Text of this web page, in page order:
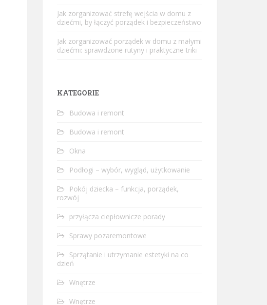
Jak zorganizować strefę wejścia w domu z
dziećmi, by łączyć porządek i bezpieczeństwo
Jak zorganizować porządek w domu z małymi
dziećmi: sprawdzone rutyny i praktyczne triki
KATEGORIE
Budowa i remont
Budowa i remont
Okna
Podłogi – wybór, wygląd, użytkowanie
Pokój dziecka – funkcja, porządek,
rozwój
przyłącza ciepłownicze porady
Sprawy pozaremontowe
Sprzątanie i utrzymanie estetyki na co
dzień
Wnętrze
Wnętrze